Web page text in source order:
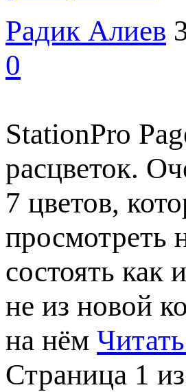
Радик Алиев
0
StationPro
расцветок.
7 цветов,
просмотреть
состоять как
не из новой
на нём
Страница 1